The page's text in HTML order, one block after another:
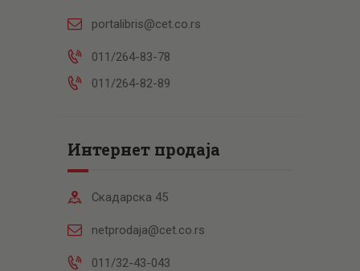
portalibris@cet.co.rs
011/264-83-78
011/264-82-89
Интернет продаја
Скадарска 45
netprodaja@cet.co.rs
011/32-43-043